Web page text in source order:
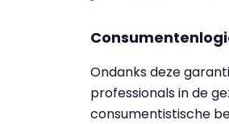
Ondanks deze
professionals in de
consumentistische